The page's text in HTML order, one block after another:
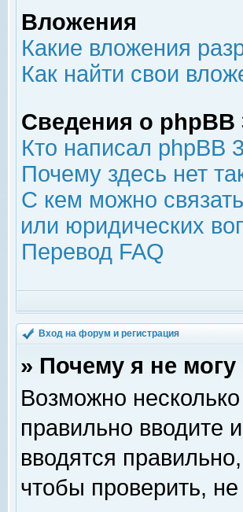
Вложения
Какие вложения
Как найти свои
Сведения о phpBB
Кто написал phpBB
Почему здесь нет
С кем можно
или юридических
Перевод FAQ
Вход на форум и регистрация
» Почему я не
Возможно
правильно вводите
вводятся
чтобы проверить,